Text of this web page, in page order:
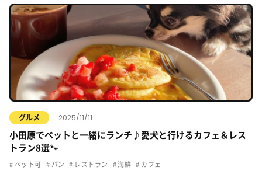
グルメ 2025/11/11
小田原でペットと一緒にランチ♪愛犬と行けるカフェ＆レス
トラン8選🐾
ペット可 パン レストラン 海鮮 カフェ